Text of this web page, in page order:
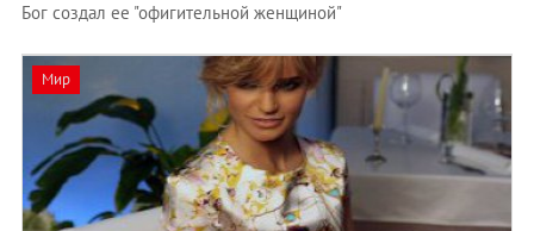
Бог создал ее "офигительной женщиной"
Мир